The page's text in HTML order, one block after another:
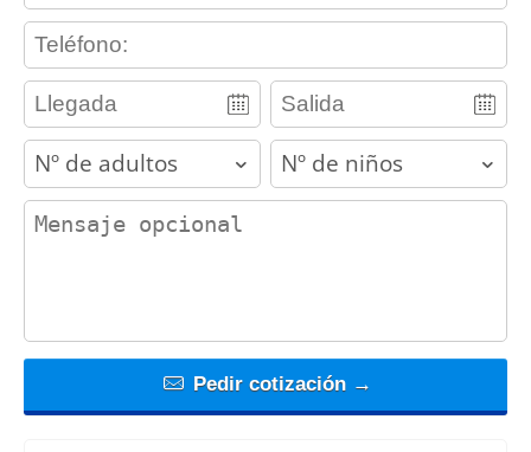
contact_phone
adults children
contact_message
Pedir cotización →